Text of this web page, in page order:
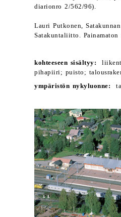
diarionro 2/562/96).
Lauri Putkonen,
Satakuntaliitto.
kohteeseen sisältyy:
pihapiiri; puisto;
ympäristön nykyluonne: